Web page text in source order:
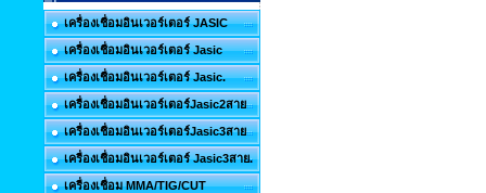
เครื่องเชื่อมอินเวอร์เตอร์ JASIC
เครื่องเชื่อมอินเวอร์เตอร์ Jasic
เครื่องเชื่อมอินเวอร์เตอร์ Jasic.
เครื่องเชื่อมอินเวอร์เตอร์Jasic2สาย
เครื่องเชื่อมอินเวอร์เตอร์Jasic3สาย
เครื่องเชื่อมอินเวอร์เตอร์ Jasic3สาย.
เครื่องเชื่อม MMA/TIG/CUT